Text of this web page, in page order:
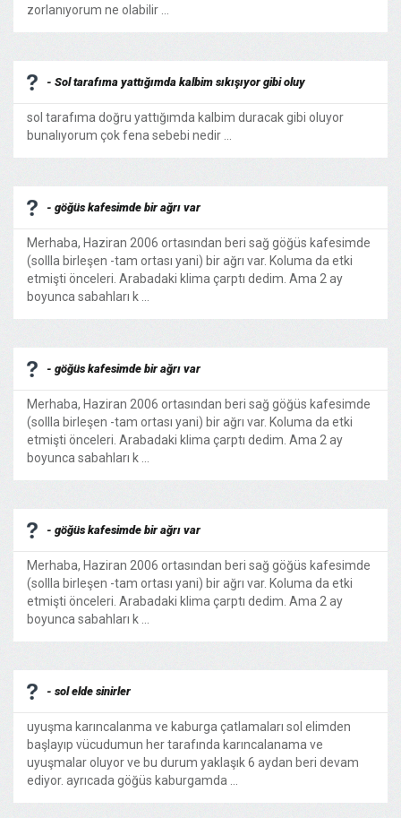
zorlanıyorum ne olabilir ...
- Sol tarafıma yattığımda kalbim sıkışıyor gibi oluy
sol tarafıma doğru yattığımda kalbim duracak gibi oluyor
bunalıyorum çok fena sebebi nedir ...
- göğüs kafesimde bir ağrı var
Merhaba, Haziran 2006 ortasından beri sağ göğüs kafesimde
(sollla birleşen -tam ortası yani) bir ağrı var. Koluma da etki
etmişti önceleri. Arabadaki klima çarptı dedim. Ama 2 ay
boyunca sabahları k ...
- göğüs kafesimde bir ağrı var
Merhaba, Haziran 2006 ortasından beri sağ göğüs kafesimde
(sollla birleşen -tam ortası yani) bir ağrı var. Koluma da etki
etmişti önceleri. Arabadaki klima çarptı dedim. Ama 2 ay
boyunca sabahları k ...
- göğüs kafesimde bir ağrı var
Merhaba, Haziran 2006 ortasından beri sağ göğüs kafesimde
(sollla birleşen -tam ortası yani) bir ağrı var. Koluma da etki
etmişti önceleri. Arabadaki klima çarptı dedim. Ama 2 ay
boyunca sabahları k ...
- sol elde sinirler
uyuşma karıncalanma ve kaburga çatlamaları sol elimden
başlayıp vücudumun her tarafında karıncalanama ve
uyuşmalar oluyor ve bu durum yaklaşık 6 aydan beri devam
ediyor. ayrıcada göğüs kaburgamda ...